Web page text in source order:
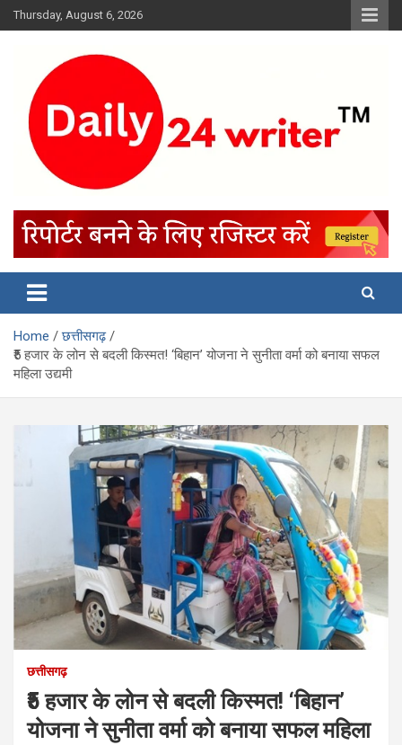
Skip
to
Thursday, August 6, 2026
Home
छत्तीसगढ़
₹5 हजार के लोन से बदली किस्मत! ‘बिहान’ योजना ने सुनीता वर्मा को बनाया सफल
महिला उद्यमी
छत्तीसगढ़
₹5 हजार के लोन से बदली किस्मत! ‘बिहान’
योजना ने सुनीता वर्मा को बनाया सफल महिला